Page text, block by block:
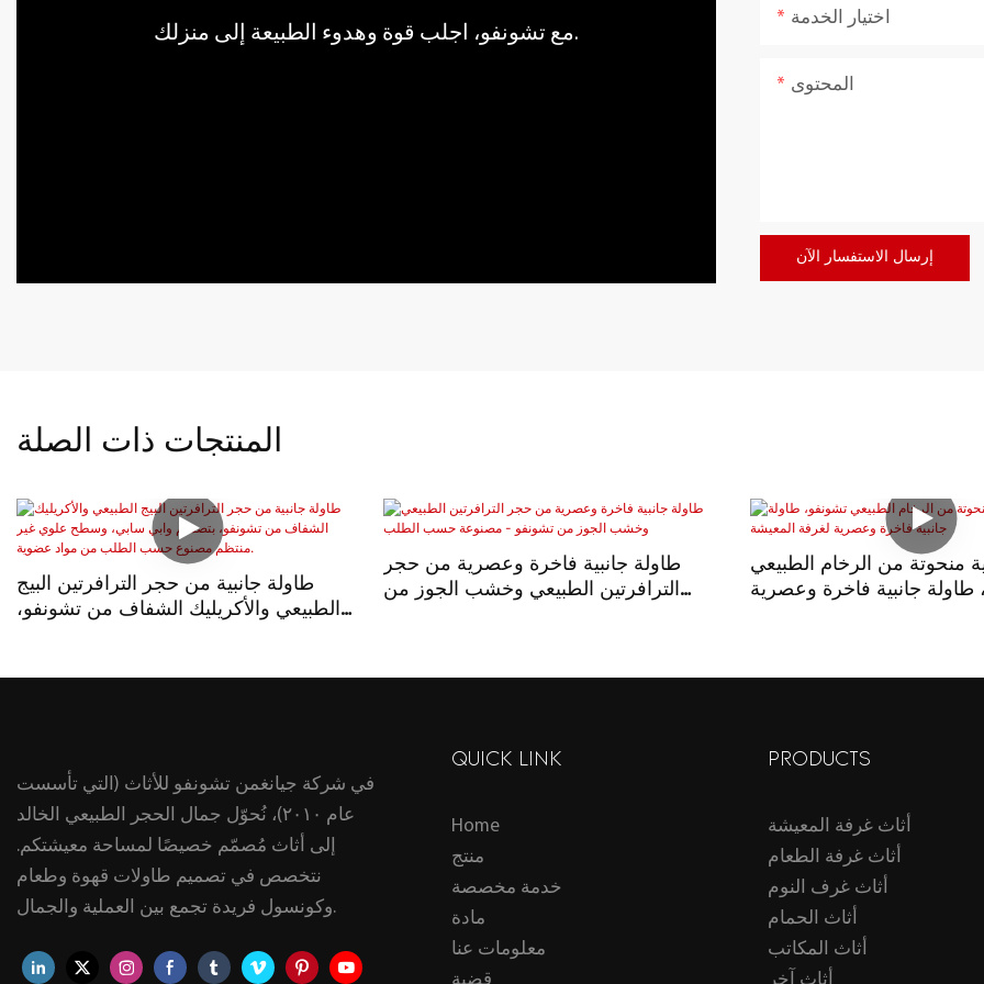
مع تشونفو، اجلب قوة وهدوء الطبيعة إلى منزلك.
اختيار الخدمة
المحتوى
إرسال الاستفسار الآن
المنتجات ذات الصلة
طاولة جانبية من حجر الترافرتين البيج
الطبيعي والأكريليك الشفاف من تشونفو،
طاولة جانبية فاخرة وعصرية من حجر
الترافرتين الطبيعي وخشب الجوز من
منحوتة من الرخام الطبيعي
طاولة جانبية فاخرة وعصرية
في شركة جيانغمن تشونفو للأثاث (التي تأسست
عام ٢٠١٠)، نُحوّل جمال الحجر الطبيعي الخالد
إلى أثاث مُصمّم خصيصًا لمساحة معيشتكم.
نتخصص في تصميم طاولات قهوة وطعام
وكونسول فريدة تجمع بين العملية والجمال.
QUICK LINK
Home
منتج
خدمة مخصصة
مادة
معلومات عنا
قضية
PRODUCTS
أثاث غرفة المعيشة
أثاث غرفة الطعام
أثاث غرف النوم
أثاث الحمام
أثاث المكاتب
أثاث آخر